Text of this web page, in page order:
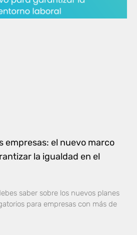
empresas: el nuevo marco
la igualdad en el
saber sobre los nuevos planes
para empresas con más de